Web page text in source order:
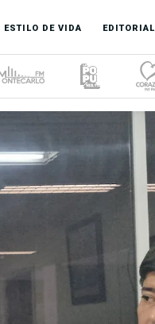
ESTILO DE VIDA EDITORIAL